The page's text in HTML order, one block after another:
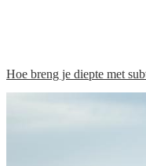
Hoe breng je diepte met